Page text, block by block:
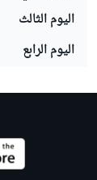
اليوم الثالث
اليوم الرابع